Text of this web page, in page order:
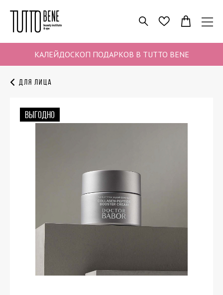
КАЛЕЙДОСКОП ПОДАРКОВ В TUTTO BENE
ПОИСК ИЗБРАННОЕ
Для лица
ВЫГОДНО